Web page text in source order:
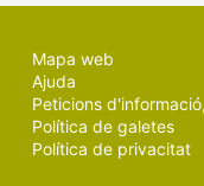
Mapa web
Ajuda
Peticions
Política de galetes
Política de privacitat